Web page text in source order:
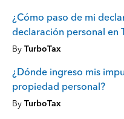
¿Cómo paso de mi
declaración personal en
By TurboTax
¿Dónde ingreso mis
propiedad personal?
By TurboTax